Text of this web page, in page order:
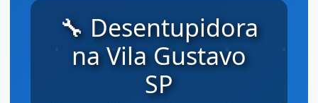
🔧 Desentupidora
na Vila Gustavo
SP